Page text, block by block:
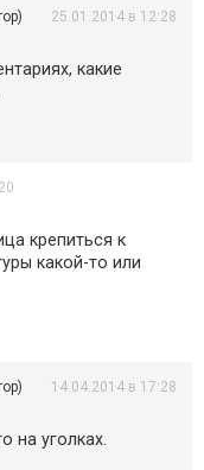
25.01.2014 в 12:28
какие
крепиться к
какой-то или
14.04.2014 в 17:28
на уголках.